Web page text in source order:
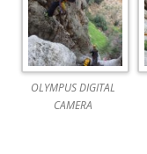
OLYMPUS DIGITAL
CAMERA